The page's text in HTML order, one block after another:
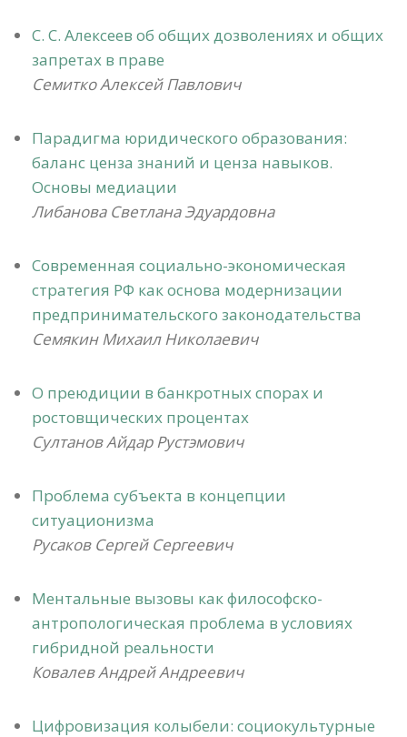
С. С. Алексеев об общих дозволениях и общих
запретах в праве
Семитко Алексей Павлович
Парадигма юридического образования:
баланс ценза знаний и ценза навыков.
Основы медиации
Либанова Светлана Эдуардовна
Современная социально-экономическая
стратегия РФ как основа модернизации
предпринимательского законодательства
Семякин Михаил Николаевич
О преюдиции в банкротных спорах и
ростовщических процентах
Султанов Айдар Рустэмович
Проблема субъекта в концепции
ситуационизма
Русаков Сергей Сергеевич
Ментальные вызовы как философско-
антропологическая проблема в условиях
гибридной реальности
Ковалев Андрей Андреевич
Цифровизация колыбели: социокультурные